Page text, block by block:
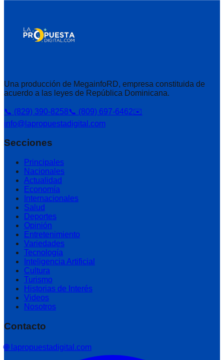
Una producción de MegainfoRD, empresa constituida de
acuerdo a las leyes de República Dominicana.
📞 (829) 390-8258📞 (809) 697-6462✉️
info@lapropuestadigital.com
Secciones
Principales
Nacionales
Actualidad
Economía
Internacionales
Salud
Deportes
Opinión
Entretenimiento
Variedades
Tecnología
Inteligencia Artificial
Cultura
Turismo
Historias de Interés
Videos
Nosotros
Contacto
🌐 lapropuestadigital.com